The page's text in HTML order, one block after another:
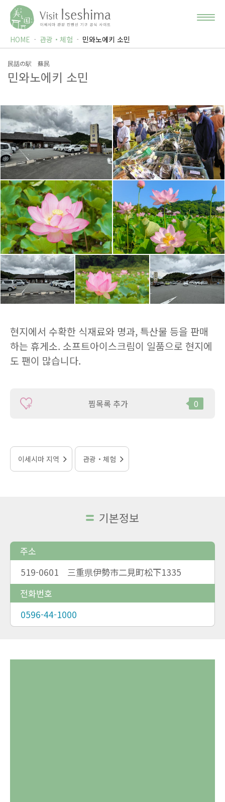
HOME 관광・체험 민와노에키 소민
民話の駅 蘇民
민와노에키 소민
현지에서 수확한 식재료와 명과, 특산물 등을 판매
하는 휴게소. 소프트아이스크림이 일품으로 현지에
도 팬이 많습니다.
찜목록 추가 0
이세시마 지역 관광・체험
기본정보
주소
519-0601 三重県伊勢市二見町松下1335
전화번호
0596-44-1000